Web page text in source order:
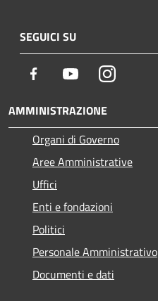
SEGUICI SU
Facebook YoutubeInstagram
AMMINISTRAZIONE
Organi di Governo
Aree Amministrative
Uffici
Enti e fondazioni
Politici
Personale Amministrativo
Documenti e dati